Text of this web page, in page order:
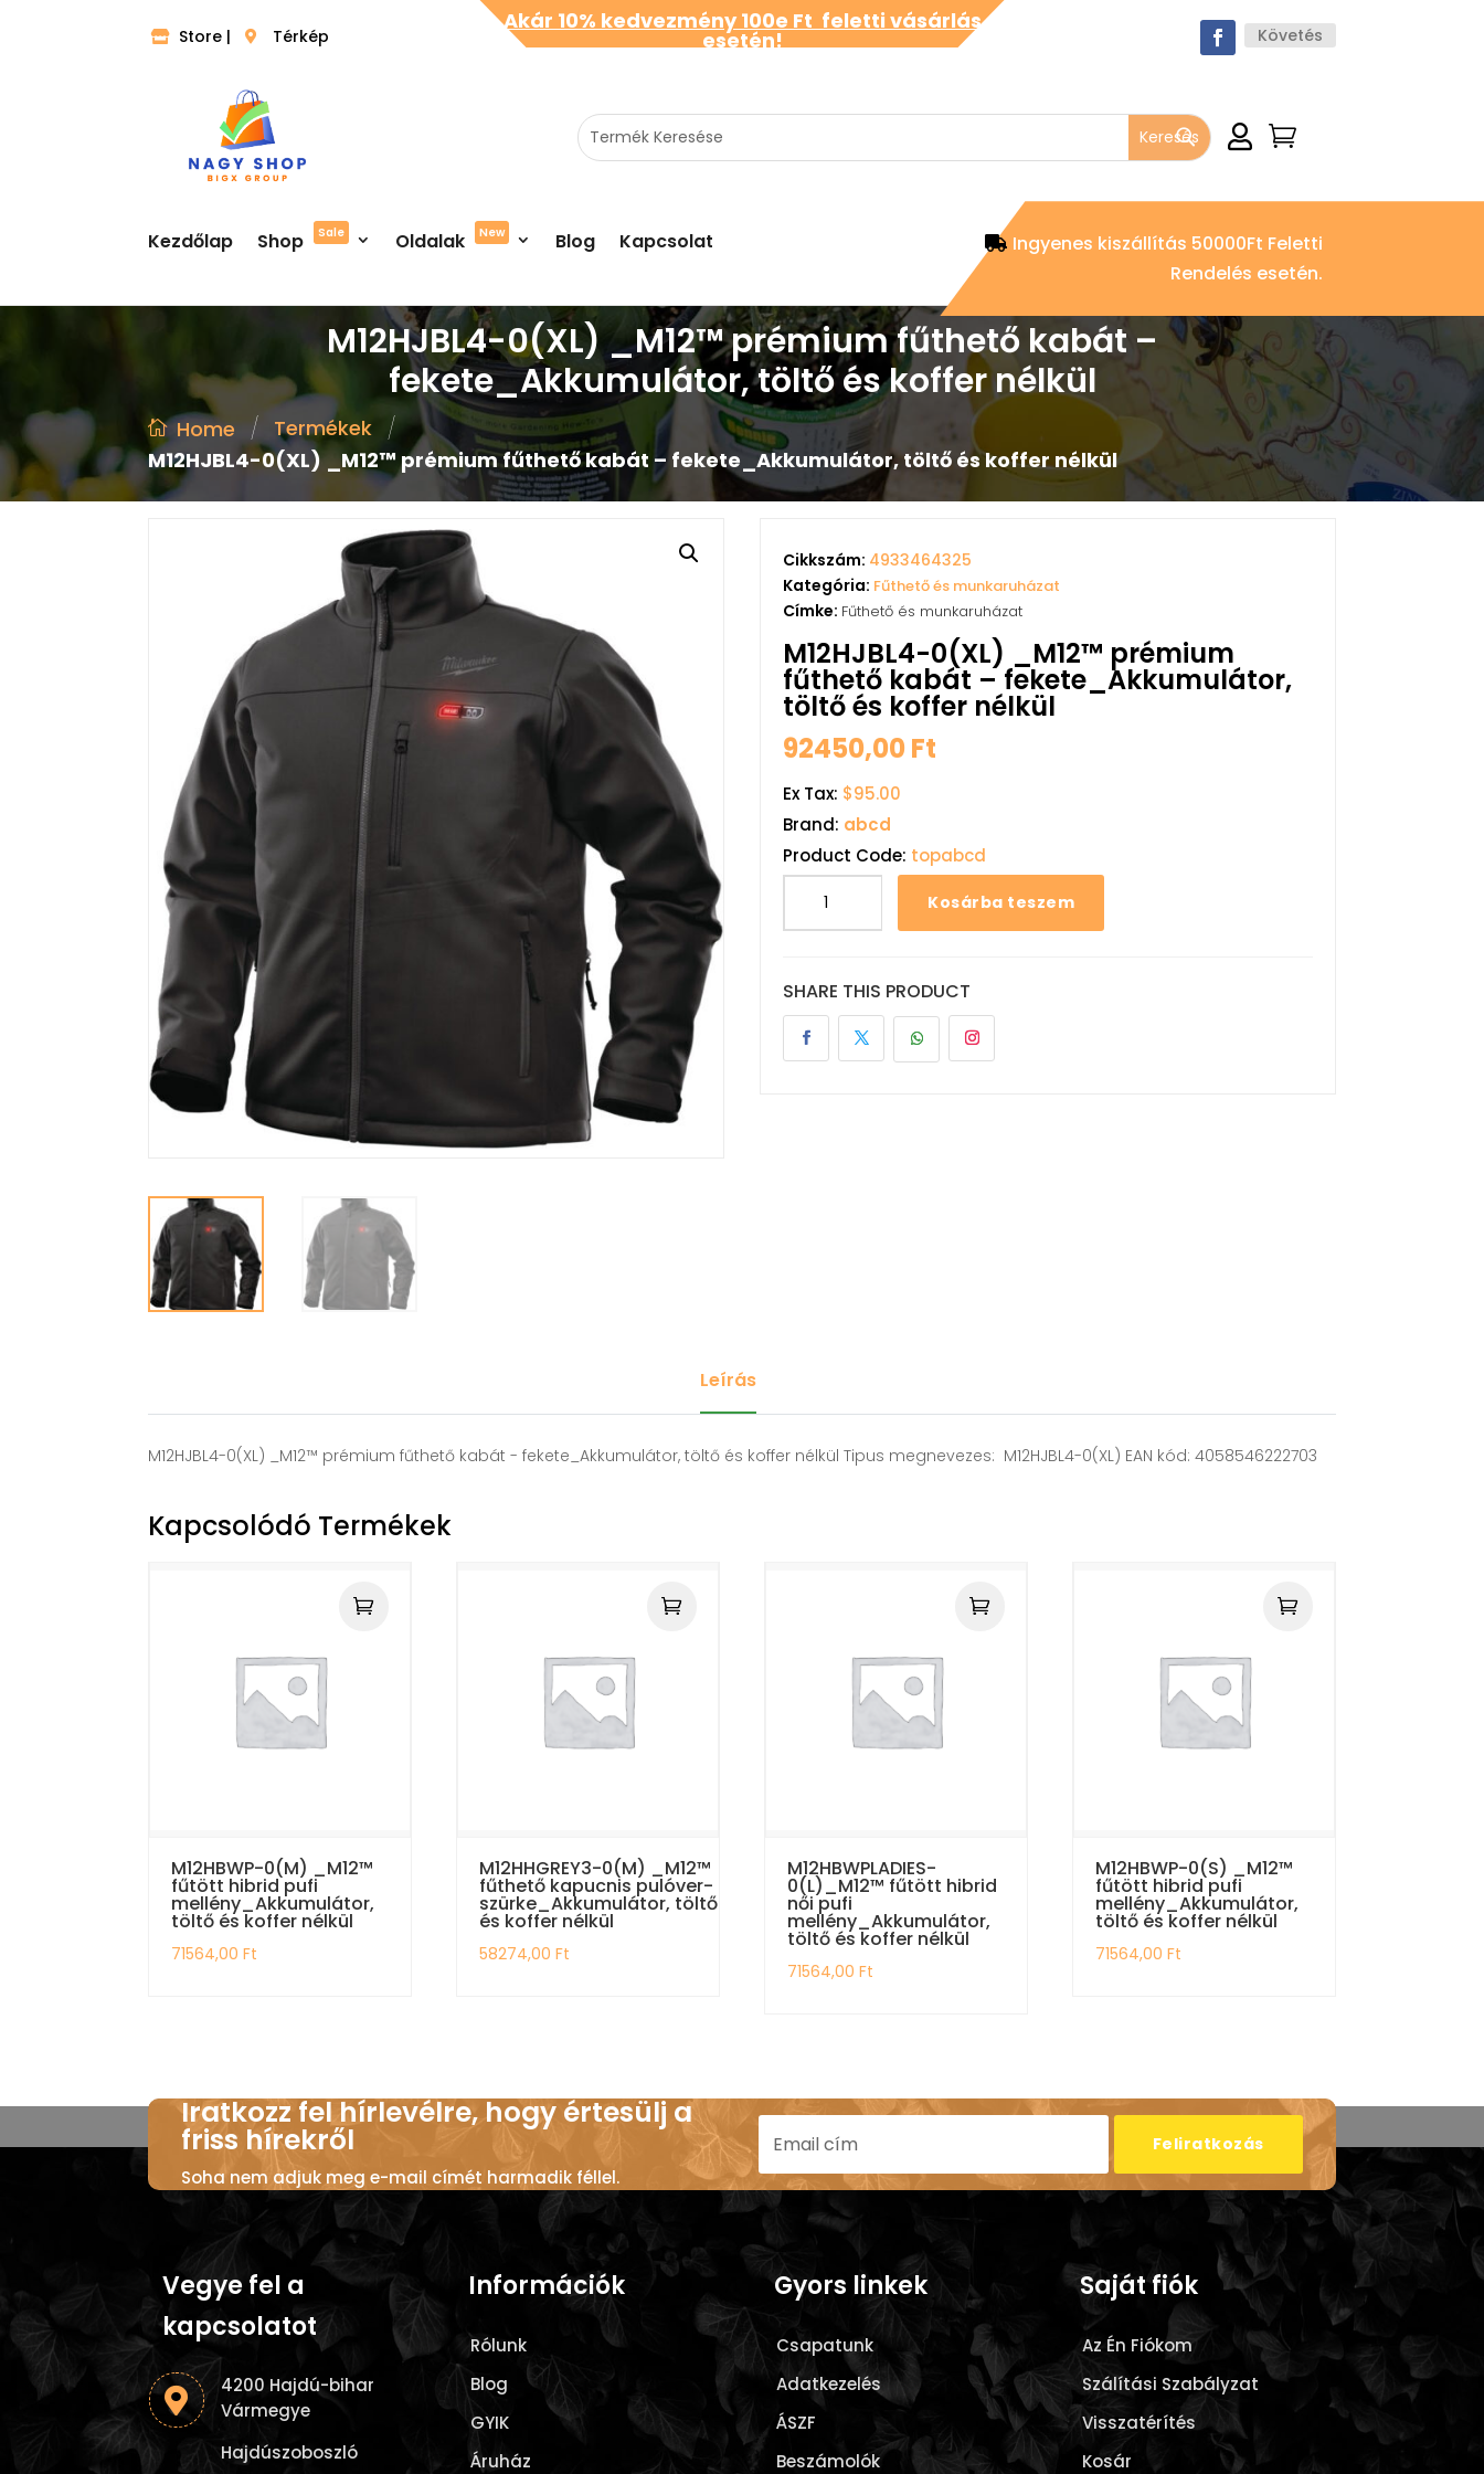
Store | Térkép
Akár 10% kedvezmény 100e Ft feletti vásárlás
esetén! Követés
 
Kezdőlap Shop Sale Oldalak New Blog Kapcsolat
Ingyenes kiszállítás 50000Ft Feletti
Rendelés esetén.
M12HJBL4-0(XL) _M12™ prémium fűthető kabát –
fekete_Akkumulátor, töltő és koffer nélkül
Home / Termékek /
M12HJBL4-0(XL) _M12™ prémium fűthető kabát – fekete_Akkumulátor, töltő és koffer nélkül
Cikkszám: 4933464325
Kategória: Fűthető és munkaruházat
Címke: Fűthető és munkaruházat
M12HJBL4-0(XL) _M12™ prémium
fűthető kabát – fekete_Akkumulátor,
töltő és koffer nélkül
92450,00Ft
Ex Tax: $95.00
Brand: abcd
Product Code: topabcd
Kosárba teszem
SHARE THIS PRODUCT
Leírás
M12HJBL4-0(XL) _M12™ prémium fűthető kabát - fekete_Akkumulátor, töltő és koffer nélkül Tipus megnevezes: M12HJBL4-0(XL) EAN kód: 4058546222703
Kapcsolódó Termékek
M12HBWP-0(M) _M12™
fűtött hibrid pufi
mellény_Akkumulátor,
töltő és koffer nélkül
71564,00Ft
M12HHGREY3-0(M) _M12™
fűthető kapucnis pulóver-
szürke_Akkumulátor, töltő
és koffer nélkül
58274,00Ft
M12HBWPLADIES-
0(L)_M12™ fűtött hibrid
női pufi
mellény_Akkumulátor,
töltő és koffer nélkül
71564,00Ft
M12HBWP-0(S) _M12™
fűtött hibrid pufi
mellény_Akkumulátor,
töltő és koffer nélkül
71564,00Ft
Iratkozz fel hírlevélre, hogy értesülj a
friss hírekről
Soha nem adjuk meg e-mail címét harmadik féllel.
Feliratkozás
Vegye fel a
kapcsolatot

4200 Hajdú-bihar
Vármegye
Hajdúszoboszló
Információk
Rólunk
Blog
GYIK
Áruház
Gyors linkek
Csapatunk
Adatkezelés
ÁSZF
Beszámolók
Saját fiók
Az Én Fiókom
Szálítási Szabályzat
Visszatérítés
Kosár